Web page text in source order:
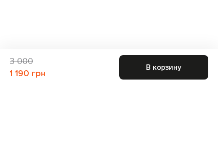
3 000
1 190 грн
В корзину